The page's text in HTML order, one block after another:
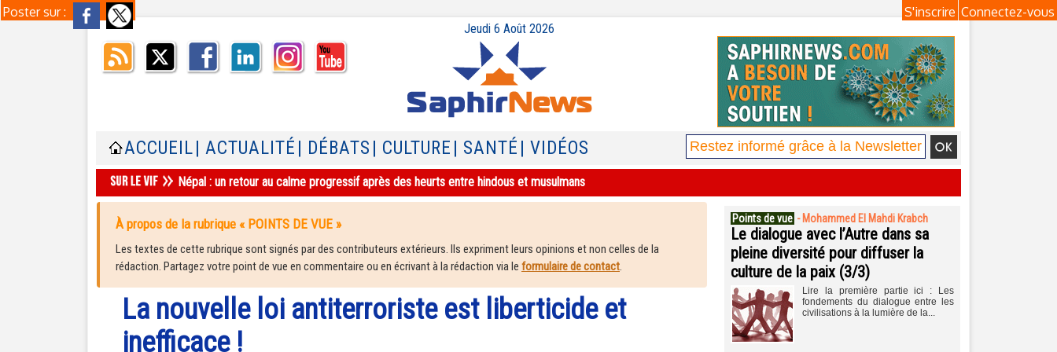
Poster sur : Connectez-vous
S'inscrire
Jeudi 6 Août 2026
ACCUEIL | ACTUALITÉ | DÉBATS | CULTURE | SANTÉ | VIDÉOS
Népal : un retour au calme progressif après des heurts entre hindous et musulmans
À propos de la rubrique « POINTS DE VUE »
Les textes de cette rubrique sont signés par des contributeurs extérieurs. Ils expriment leurs opinions et non celles de la
rédaction. Partagez votre point de vue en commentaire ou en écrivant à la rédaction via le formulaire de contact.
La nouvelle loi antiterroriste est liberticide et
inefficace !
Points de vue - Mohammed El Mahdi Krabch
Le dialogue avec l’Autre dans sa
pleine diversité pour diffuser la
culture de la paix (3/3)
Lire la première partie ici : Les
fondements du dialogue entre les
civilisations à la lumière de la...